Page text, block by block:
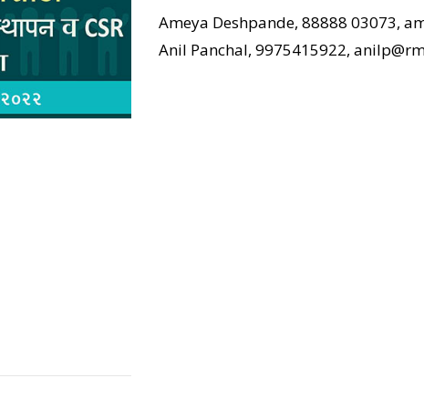
Ameya Deshpande, 88888 03073,
Anil Panchal, 9975415922,